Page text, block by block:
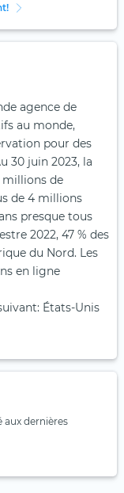
agence de
au monde,
pour des
30 juin 2023, la
de
de 4 millions
presque tous
2022, 47 % des
du Nord. Les
en ligne
États-Unis
aux dernières